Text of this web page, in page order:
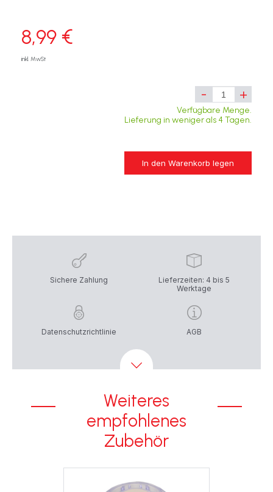
8,99 €
inkl. MwSt
- +
Verfügbare Menge.
Lieferung in weniger als 4 Tagen.
In den Warenkorb legen
Sichere Zahlung
Lieferzeiten: 4 bis 5
Werktage
Datenschutzrichtlinie AGB
Weiteres
empfohlenes
Zubehör